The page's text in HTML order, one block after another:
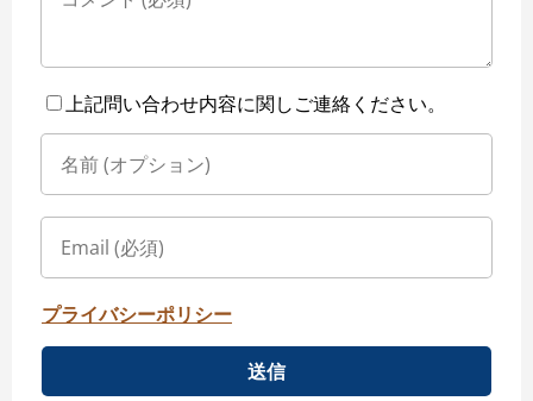
上記問い合わせ内容に関しご連絡ください。
プライバシーポリシー
送信